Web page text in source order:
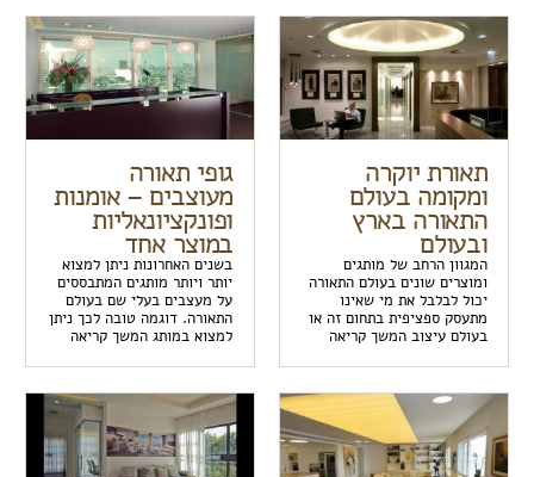
תאורת יוקרה
ומקומה בעולם
התאורה בארץ
ובעולם
המגוון הרחב של מותגים
ומוצרים שונים בעולם התאורה
יכול לבלבל את מי שאינו
מתעסק ספציפית בתחום זה או
בעולם עיצוב המשך קריאה
גופי תאורה
מעוצבים – אומנות
ופונקציונאליות
במוצר אחד
בשנים האחרונות ניתן למצוא
יותר ויותר מותגים המתבססים
על מעצבים בעלי שם בעולם
התאורה. דוגמה טובה לכך ניתן
למצוא במותג המשך קריאה